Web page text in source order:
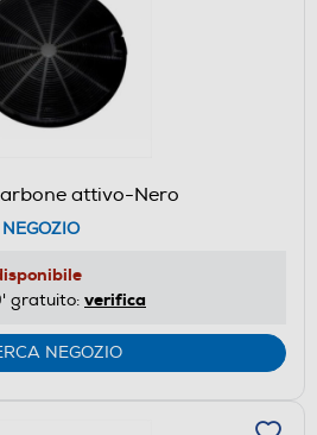
attivo-Nero
gratuito: verifica
NEGOZIO